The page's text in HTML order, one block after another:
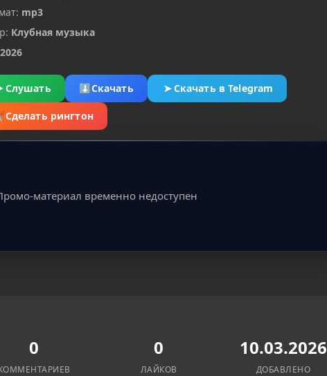
mp3
Клубная музыка
2026
Слушать ⬇Скачать ➤Скачать в Telegram
Сделать рингтон
материал временно недоступен
0 0
ЛАЙКОВ
10.03.2026
ДОБАВЛЕНО